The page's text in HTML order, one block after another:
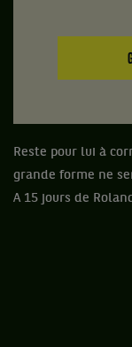
Reste pour lui à
grande forme ne
A 15 jours de